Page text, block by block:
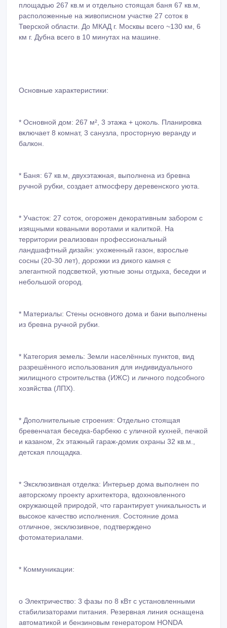
площадью 267 кв.м и отдельно стоящая баня 67 кв.м,
расположенные на живописном участке 27 соток в
Тверской области. До МКАД г. Москвы всего ~130 км, 6
км г. Дубна всего в 10 минутах на машине.
Основные характеристики:
* Основной дом: 267 м², 3 этажа + цоколь. Планировка
включает 8 комнат, 3 санузла, просторную веранду и
балкон.
* Баня: 67 кв.м, двухэтажная, выполнена из бревна
ручной рубки, создает атмосферу деревенского уюта.
* Участок: 27 соток, огорожен декоративным забором с
изящными коваными воротами и калиткой. На
территории реализован профессиональный
ландшафтный дизайн: ухоженный газон, взрослые
сосны (20-30 лет), дорожки из дикого камня с
элегантной подсветкой, уютные зоны отдыха, беседки и
небольшой огород.
* Материалы: Стены основного дома и бани выполнены
из бревна ручной рубки.
* Категория земель: Земли населённых пунктов, вид
разрешённого использования для индивидуального
жилищного строительства (ИЖС) и личного подсобного
хозяйства (ЛПХ).
* Дополнительные строения: Отдельно стоящая
бревенчатая беседка-барбекю с уличной кухней, печкой
и казаном, 2х этажный гараж-домик охраны 32 кв.м.,
детская площадка.
* Эксклюзивная отделка: Интерьер дома выполнен по
авторскому проекту архитектора, вдохновленного
окружающей природой, что гарантирует уникальность и
высокое качество исполнения. Состояние дома
отличное, эксклюзивное, подтверждено
фотоматериалами.
* Коммуникации:
o Электричество: 3 фазы по 8 кВт с установленными
стабилизаторами питания. Резервная линия оснащена
автоматикой и бензиновым генератором HONDA